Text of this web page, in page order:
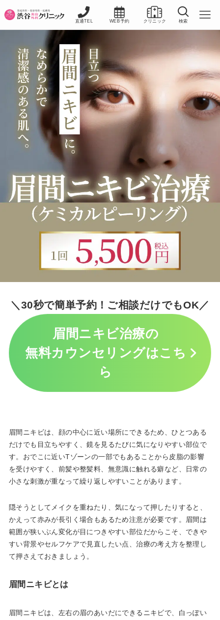
直通TEL WEB予約 クリニック 検索
＼30秒で簡単予約！ご相談だけでもOK／
眉間ニキビ治療の
無料カウンセリングはこち
ら
眉間ニキビは、顔の中心に近い場所にできるため、ひとつある
だけでも目立ちやすく、鏡を見るたびに気になりやすい部位で
す。おでこに近いTゾーンの一部でもあることから皮脂の影響
を受けやすく、前髪や整髪料、無意識に触れる癖など、日常の
小さな刺激が重なって繰り返しやすいことがあります。
隠そうとしてメイクを重ねたり、気になって押したりすると、
かえって赤みが長引く場合もあるため注意が必要です。眉間は
範囲が狭いぶん変化が目につきやすい部位だからこそ、できや
すい背景やセルフケアで見直したい点、治療の考え方を整理し
て押さえておきましょう。
眉間ニキビとは
眉間ニキビは、左右の眉のあいだにできるニキビで、白っぽい